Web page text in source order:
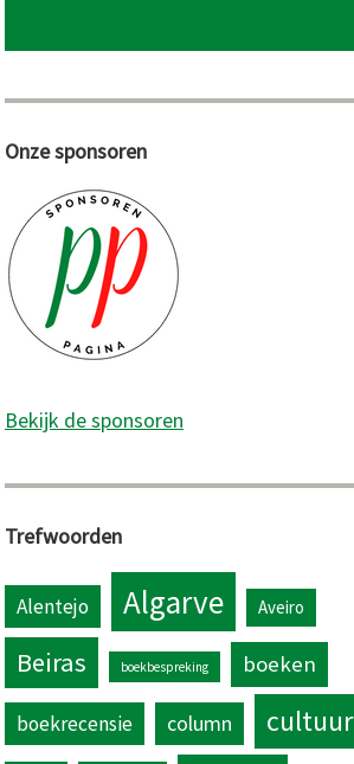
Onze sponsoren
Bekijk de sponsoren
Trefwoorden
Alentejo Algarve Aveiro
Beiras boekbespreking boeken
boekrecensie column cultuur